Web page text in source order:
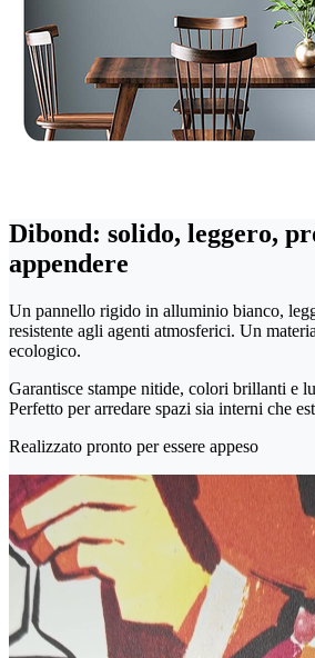
Dibond: solido, leggero,
appendere
Un pannello rigido in alluminio bianco,
resistente agli agenti atmosferici. Un
ecologico.
Garantisce stampe nitide, colori brillanti e
Perfetto per arredare spazi sia interni che
Realizzato pronto per essere appeso